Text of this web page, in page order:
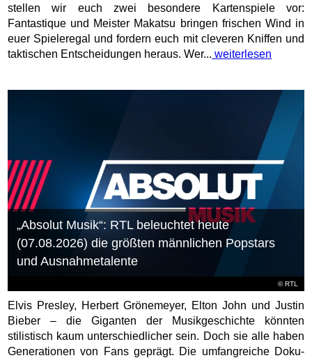
stellen wir euch zwei besondere Kartenspiele vor:
Fantastique und Meister Makatsu bringen frischen Wind in
euer Spieleregal und fordern euch mit cleveren Kniffen und
taktischen Entscheidungen heraus. Wer... weiterlesen
©RTL
„Absolut Musik“: RTL beleuchtet heute
(07.08.2026) die größten männlichen Popstars
und Ausnahmetalente
Elvis Presley, Herbert Grönemeyer, Elton John und Justin
Bieber – die Giganten der Musikgeschichte könnten
stilistisch kaum unterschiedlicher sein. Doch sie alle haben
Generationen von Fans geprägt. Die umfangreiche Doku-